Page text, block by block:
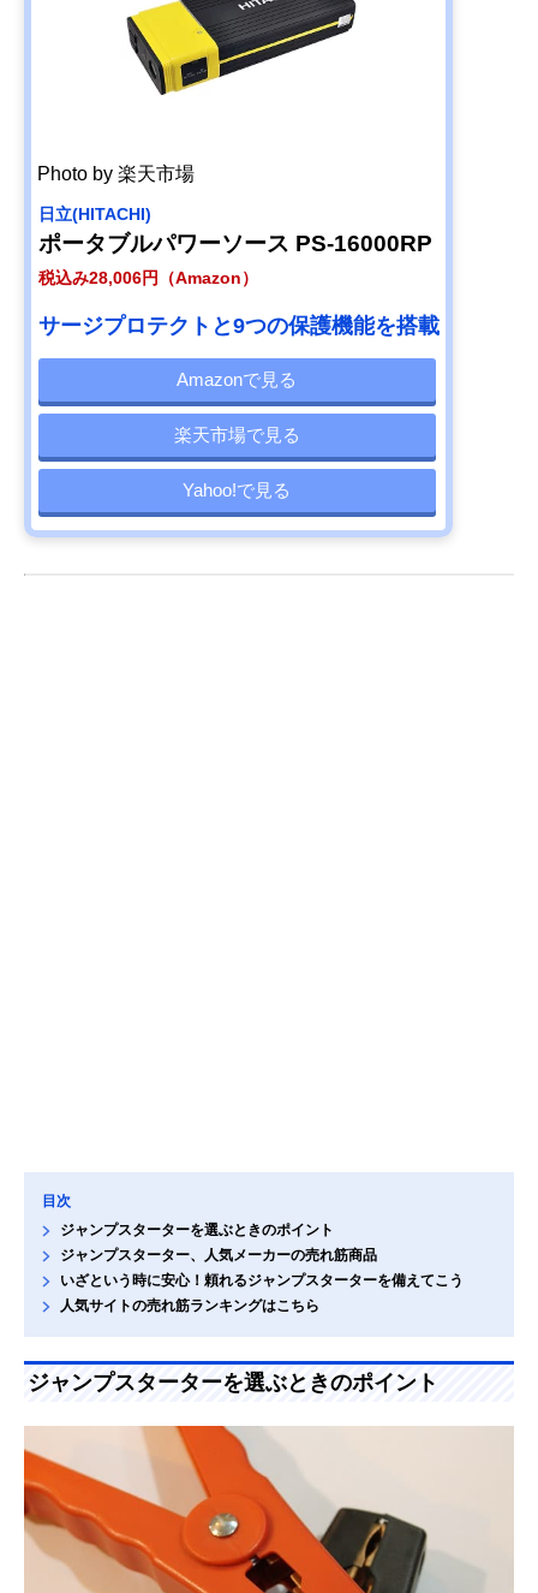
Photo by 楽天市場
日立(HITACHI)
ポータブルパワーソース PS-16000RP
税込み28,006円（Amazon）
サージプロテクトと9つの保護機能を搭載
Amazonで見る
楽天市場で見る
Yahoo!で見る
目次
ジャンプスターターを選ぶときのポイント
ジャンプスターター、人気メーカーの売れ筋商品
いざという時に安心！頼れるジャンプスターターを備えてこう
人気サイトの売れ筋ランキングはこちら
ジャンプスターターを選ぶときのポイント